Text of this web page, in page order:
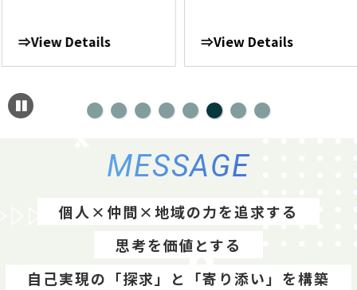
⇒View Details ⇒View Details
MESSAGE
個人×仲間×地域の力を追求する
思考を価値とする
自己実現の「探求」と「寄り添い」を構築